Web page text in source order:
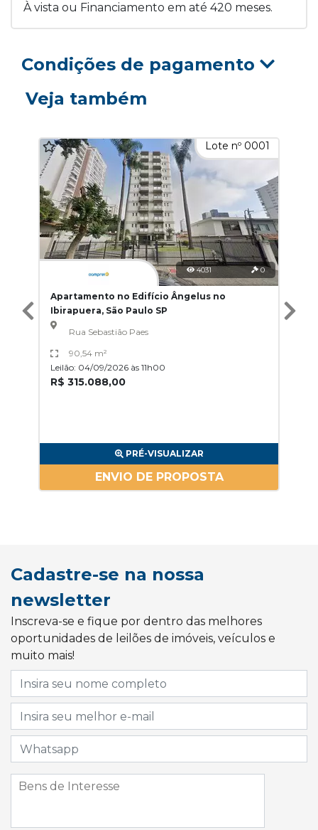
À vista ou Financiamento em até 420 meses.
Condições de pagamento
Veja também
Lote nº 0001
4031 0
Apartamento no Edifício Ângelus no
Ibirapuera, São Paulo SP
Rua Sebastião Paes
90,54 m²
Leilão: 04/09/2026 às 11h00
R$ 315.088,00
PRÉ-VISUALIZAR
ENVIO DE PROPOSTA
Cadastre-se na nossa
newsletter
Inscreva-se e fique por dentro das melhores
oportunidades de leilões de imóveis, veículos e
muito mais!